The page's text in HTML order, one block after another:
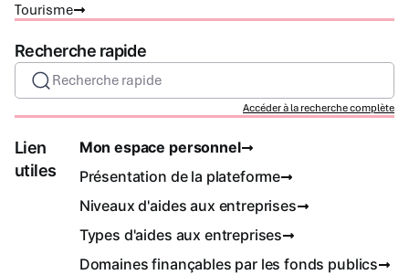
Tourisme
Recherche rapide
Recherche rapide
Accéder à la recherche complète
Lien
utiles
Mon espace personnel
Présentation de la plateforme
Niveaux d'aides aux entreprises
Types d'aides aux entreprises
Domaines finançables par les fonds publics